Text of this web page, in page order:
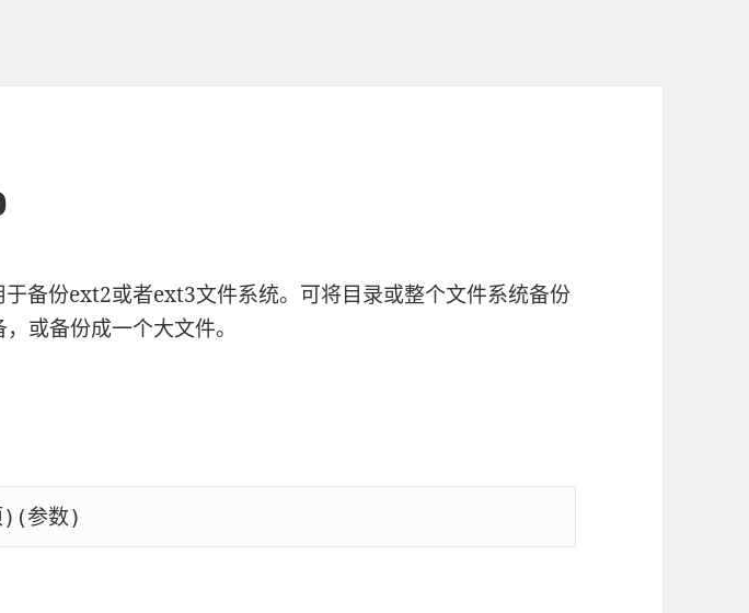
于备份ext2或者ext3文件系统。可将目录或整个文件系统备份
或备份成一个大文件。
)(参数)